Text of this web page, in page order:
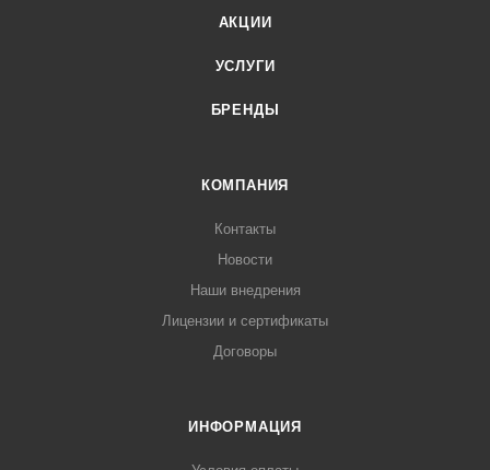
АКЦИИ
УСЛУГИ
БРЕНДЫ
КОМПАНИЯ
Контакты
Новости
Наши внедрения
Лицензии и сертификаты
Договоры
ИНФОРМАЦИЯ